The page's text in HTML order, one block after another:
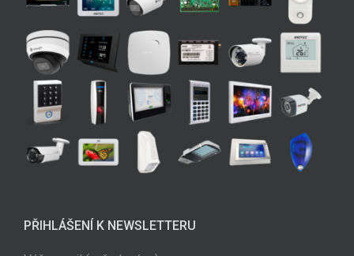
PŘIHLÁŠENÍ K NEWSLETTERU